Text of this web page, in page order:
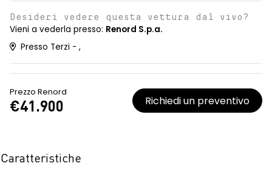
Desideri vedere questa vettura dal vivo?
Vieni a vederla presso: Renord S.p.a.
Presso Terzi - ,
Prezzo Renord
€41.900 Richiedi un preventivo
Caratteristiche